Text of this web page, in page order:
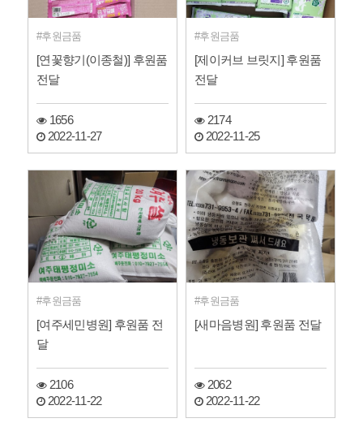
후원금품
[연꽃향기(이종철)] 후원품
전달
1656
2022-11-27
후원금품
[제이커브 브릿지] 후원품
전달
2174
2022-11-25
후원금품
[여주세민병원] 후원품 전
달
2106
2022-11-22
후원금품
[새마음병원] 후원품 전달
2062
2022-11-22